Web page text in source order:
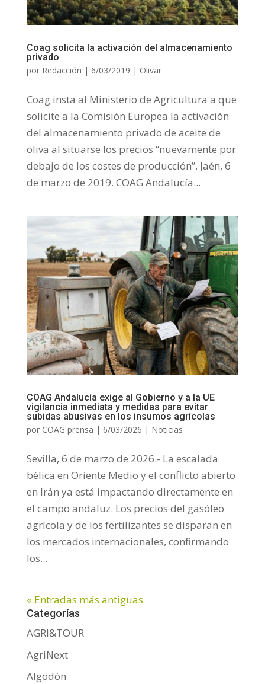
Coag solicita la activación del almacenamiento
privado
por Redacción | 6/03/2019 | Olivar
Coag insta al Ministerio de Agricultura a que
solicite a la Comisión Europea la activación
del almacenamiento privado de aceite de
oliva al situarse los precios “nuevamente por
debajo de los costes de producción”. Jaén, 6
de marzo de 2019. COAG Andalucía...
COAG Andalucía exige al Gobierno y a la UE
vigilancia inmediata y medidas para evitar
subidas abusivas en los insumos agrícolas
por COAG prensa | 6/03/2026 | Noticias
Sevilla, 6 de marzo de 2026.- La escalada
bélica en Oriente Medio y el conflicto abierto
en Irán ya está impactando directamente en
el campo andaluz. Los precios del gasóleo
agrícola y de los fertilizantes se disparan en
los mercados internacionales, confirmando
los...
« Entradas más antiguas
Categorías
AGRI&TOUR
AgriNext
Algodón